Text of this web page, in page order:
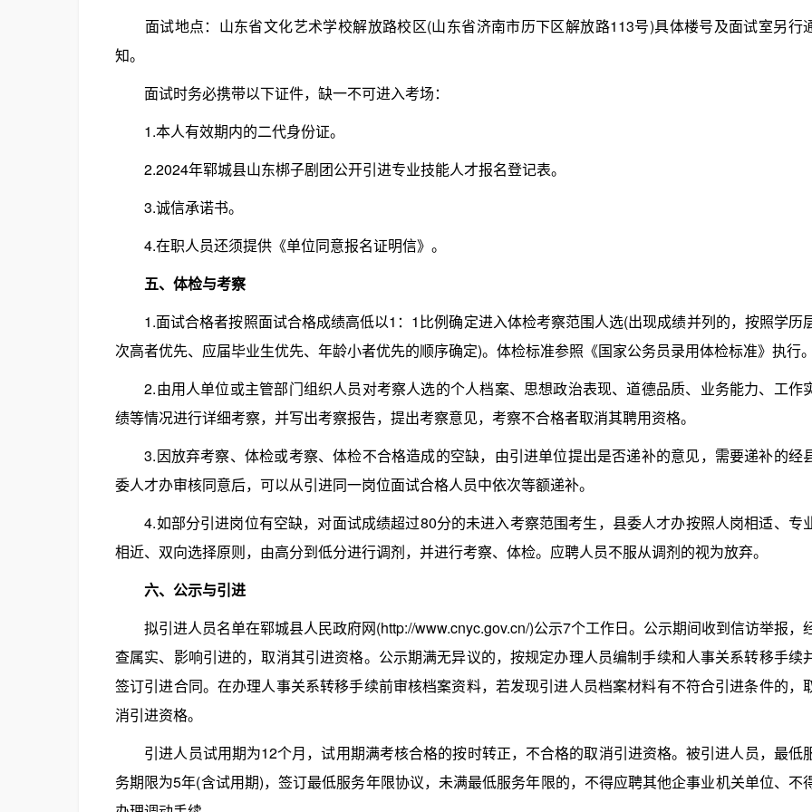
面试地点：山东省文化艺术学校解放路校区(山东省济南市历下区解放路113号)具体楼号及面试室另行
知。
面试时务必携带以下证件，缺一不可进入考场：
1.本人有效期内的二代身份证。
2.2024年郓城县山东梆子剧团公开引进专业技能人才报名登记表。
3.诚信承诺书。
4.在职人员还须提供《单位同意报名证明信》。
五、体检与考察
1.面试合格者按照面试合格成绩高低以1：1比例确定进入体检考察范围人选(出现成绩并列的，按照学历
次高者优先、应届毕业生优先、年龄小者优先的顺序确定)。体检标准参照《国家公务员录用体检标准》执行。
2.由用人单位或主管部门组织人员对考察人选的个人档案、思想政治表现、道德品质、业务能力、工作
绩等情况进行详细考察，并写出考察报告，提出考察意见，考察不合格者取消其聘用资格。
3.因放弃考察、体检或考察、体检不合格造成的空缺，由引进单位提出是否递补的意见，需要递补的经
委人才办审核同意后，可以从引进同一岗位面试合格人员中依次等额递补。
4.如部分引进岗位有空缺，对面试成绩超过80分的未进入考察范围考生，县委人才办按照人岗相适、专
相近、双向选择原则，由高分到低分进行调剂，并进行考察、体检。应聘人员不服从调剂的视为放弃。
六、公示与引进
拟引进人员名单在郓城县人民政府网(http://www.cnyc.gov.cn/)公示7个工作日。公示期间收到信访举报，
查属实、影响引进的，取消其引进资格。公示期满无异议的，按规定办理人员编制手续和人事关系转移手续
签订引进合同。在办理人事关系转移手续前审核档案资料，若发现引进人员档案材料有不符合引进条件的，
消引进资格。
引进人员试用期为12个月，试用期满考核合格的按时转正，不合格的取消引进资格。被引进人员，最低
务期限为5年(含试用期)，签订最低服务年限协议，未满最低服务年限的，不得应聘其他企事业机关单位、不